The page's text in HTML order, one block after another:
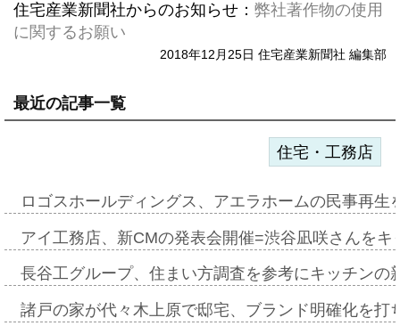
住宅産業新聞社からのお知らせ： 弊社著作物の使用
に関するお願い
2018年12月25日 住宅産業新聞社 編集部
最近の記事一覧
住宅・工務店
ロゴスホールディングス、アエラホームの民事再
アイ工務店、新CMの発表会開催=渋谷凪咲さんを
長谷工グループ、住まい方調査を参考にキッチン
諸戸の家が代々木上原で邸宅、ブランド明確化を